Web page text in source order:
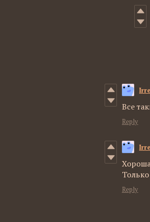
Все
Reply
Reply